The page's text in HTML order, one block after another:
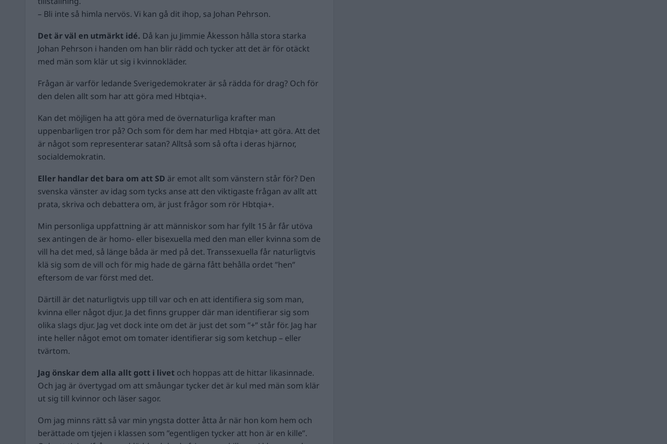
– Bli inte så himla nervös. Vi kan gå dit ihop, sa Johan Pehrson.
Det är väl en utmärkt idé. Då kan ju Jimmie Åkesson hålla stora starka
Johan Pehrson i handen om han blir rädd och tycker att det är för otäckt
med män som klär ut sig i kvinnokläder.
Frågan är varför ledande Sverigedemokrater är så rädda för drag? Och för
den delen allt som har att göra med Hbtqia+.
Kan det möjligen ha att göra med de övernaturliga krafter man
uppenbarligen tror på? Och som för dem har med Hbtqia+ att göra. Att det
är något som representerar satan? Alltså som så ofta i deras hjärnor,
socialdemokratin.
Eller handlar det bara om att SD är emot allt som vänstern står för? Den
svenska vänster av idag som tycks anse att den viktigaste frågan av allt att
prata, skriva och debattera om, är just frågor som rör Hbtqia+.
Min personliga uppfattning är att människor som har fyllt 15 år får utöva
sex antingen de är homo- eller bisexuella med den man eller kvinna som de
vill ha det med, så länge båda är med på det. Transsexuella får naturligtvis
klä sig som de vill och för mig hade de gärna fått behålla ordet ”hen”
eftersom de var först med det.
Därtill är det naturligtvis upp till var och en att identifiera sig som man,
kvinna eller något djur. Ja det finns grupper där man identifierar sig som
olika slags djur. Jag vet dock inte om det är just det som ”+” står för. Jag har
inte heller något emot om tomater identifierar sig som ketchup – eller
tvärtom.
Jag önskar dem alla allt gott i livet och hoppas att de hittar likasinnade.
Och jag är övertygad om att småungar tycker det är kul med män som klär
ut sig till kvinnor och läser sagor.
Om jag minns rätt så var min yngsta dotter åtta år när hon kom hem och
berättade om tjejen i klassen som ”egentligen tycker att hon är en kille”.